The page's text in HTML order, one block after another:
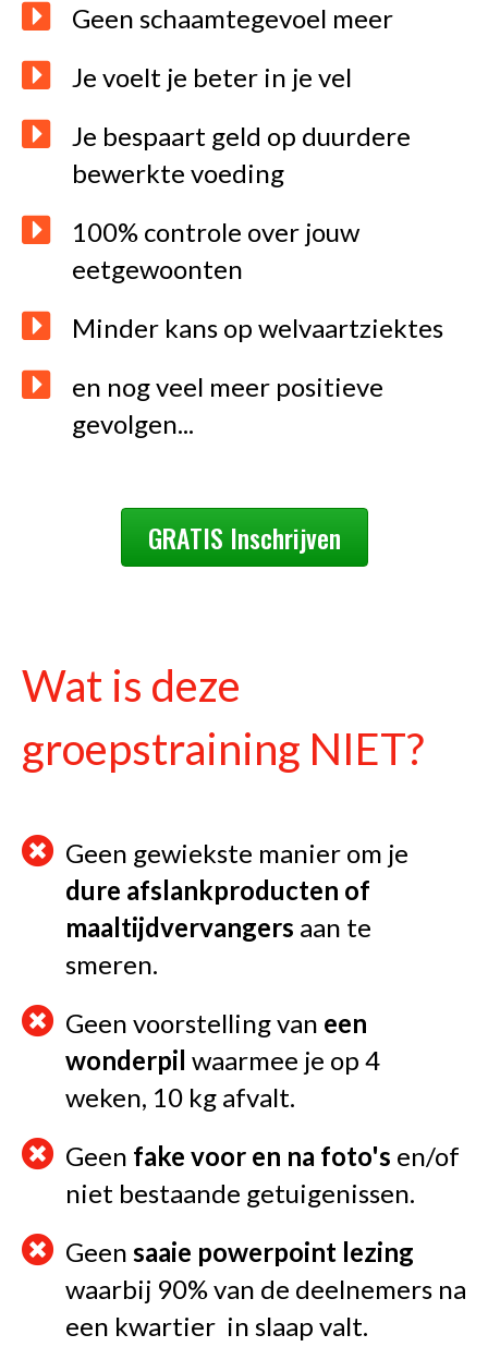
Geen schaamtegevoel meer
Je voelt je beter in je vel
Je bespaart geld op duurdere
bewerkte voeding
100% controle over jouw
eetgewoonten
Minder kans op welvaartziektes
en nog veel meer positieve
gevolgen...
GRATIS Inschrijven
Wat is deze
groepstraining NIET?
Geen gewiekste manier om je
dure afslankproducten of
maaltijdvervangers aan te
smeren.
Geen voorstelling van een
wonderpil waarmee je op 4
weken, 10 kg afvalt.
Geen fake voor en na foto's en/of
niet bestaande getuigenissen.
Geen saaie powerpoint lezing
waarbij 90% van de deelnemers na
een kwartier in slaap valt.